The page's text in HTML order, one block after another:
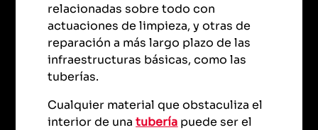
relacionadas sobre todo con
actuaciones de limpieza, y otras de
reparación a más largo plazo de las
infraestructuras básicas, como las
tuberías.
Cualquier material que obstaculiza el
interior de unatubería puede ser el